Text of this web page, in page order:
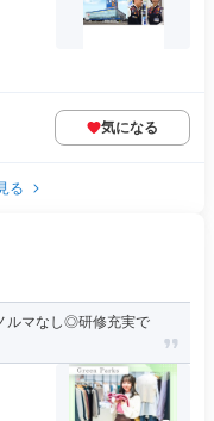
気になる
る
ルマなし◎研修充実で